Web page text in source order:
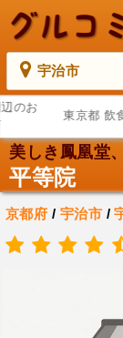
宇治市
のお
東京都 飲
美しき鳳凰堂
平等院
京都府 / 宇治市 /